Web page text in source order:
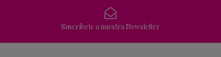
Suscríbete a nuestra Newsletter